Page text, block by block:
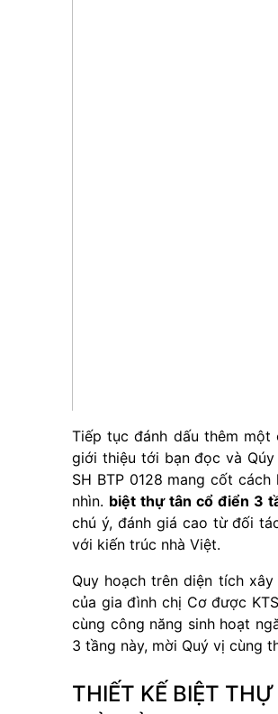
Tiếp tục đánh dấu thêm
giới thiệu tới bạn đọc và
SH BTP 0128 mang cốt
nhìn. biệt thự tân cổ điển 3
chú ý, đánh giá cao từ đối
với kiến trúc nhà Việt.
Quy hoạch trên diện tích
của gia đình chị Cơ được
cùng công năng sinh hoạt
3 tầng này, mời Quý vị cùng
THIẾT KẾ BIỆT